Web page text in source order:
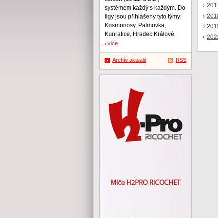
systémem každý s každým. Do
ligy jsou přihlášeny tyto týmy:
Kosmonosy, Palmovka,
Kunratice, Hradec Králové.
více
Archív aktualit RSS